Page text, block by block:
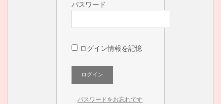
パスワード
ログイン情報を記憶
パスワードをお忘れです